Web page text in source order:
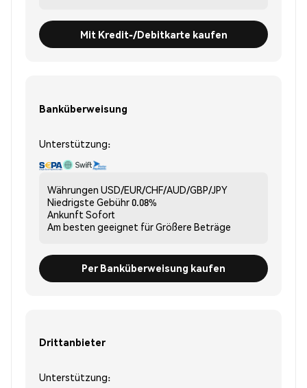
Mit Kredit-/Debitkarte kaufen
Banküberweisung
Unterstützung:
Währungen USD/EUR/CHF/AUD/GBP/JPY
Niedrigste Gebühr0.08%
Ankunft Sofort
Am besten geeignet fürGrößere Beträge
Per Banküberweisung kaufen
Drittanbieter
Unterstützung: